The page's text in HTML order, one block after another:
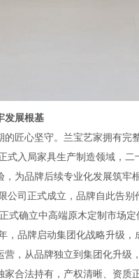
发展根基
匠心坚守。兰宝艺家拥有
式入局家具生产制造领域，
为品牌后续专业化发展筑牢根
公司正式成立，品牌自此告
式确立中高端原木定制市场
，品牌启动集团化战略升级
，从品牌独立到集团化升
合法持有，产权清晰、资